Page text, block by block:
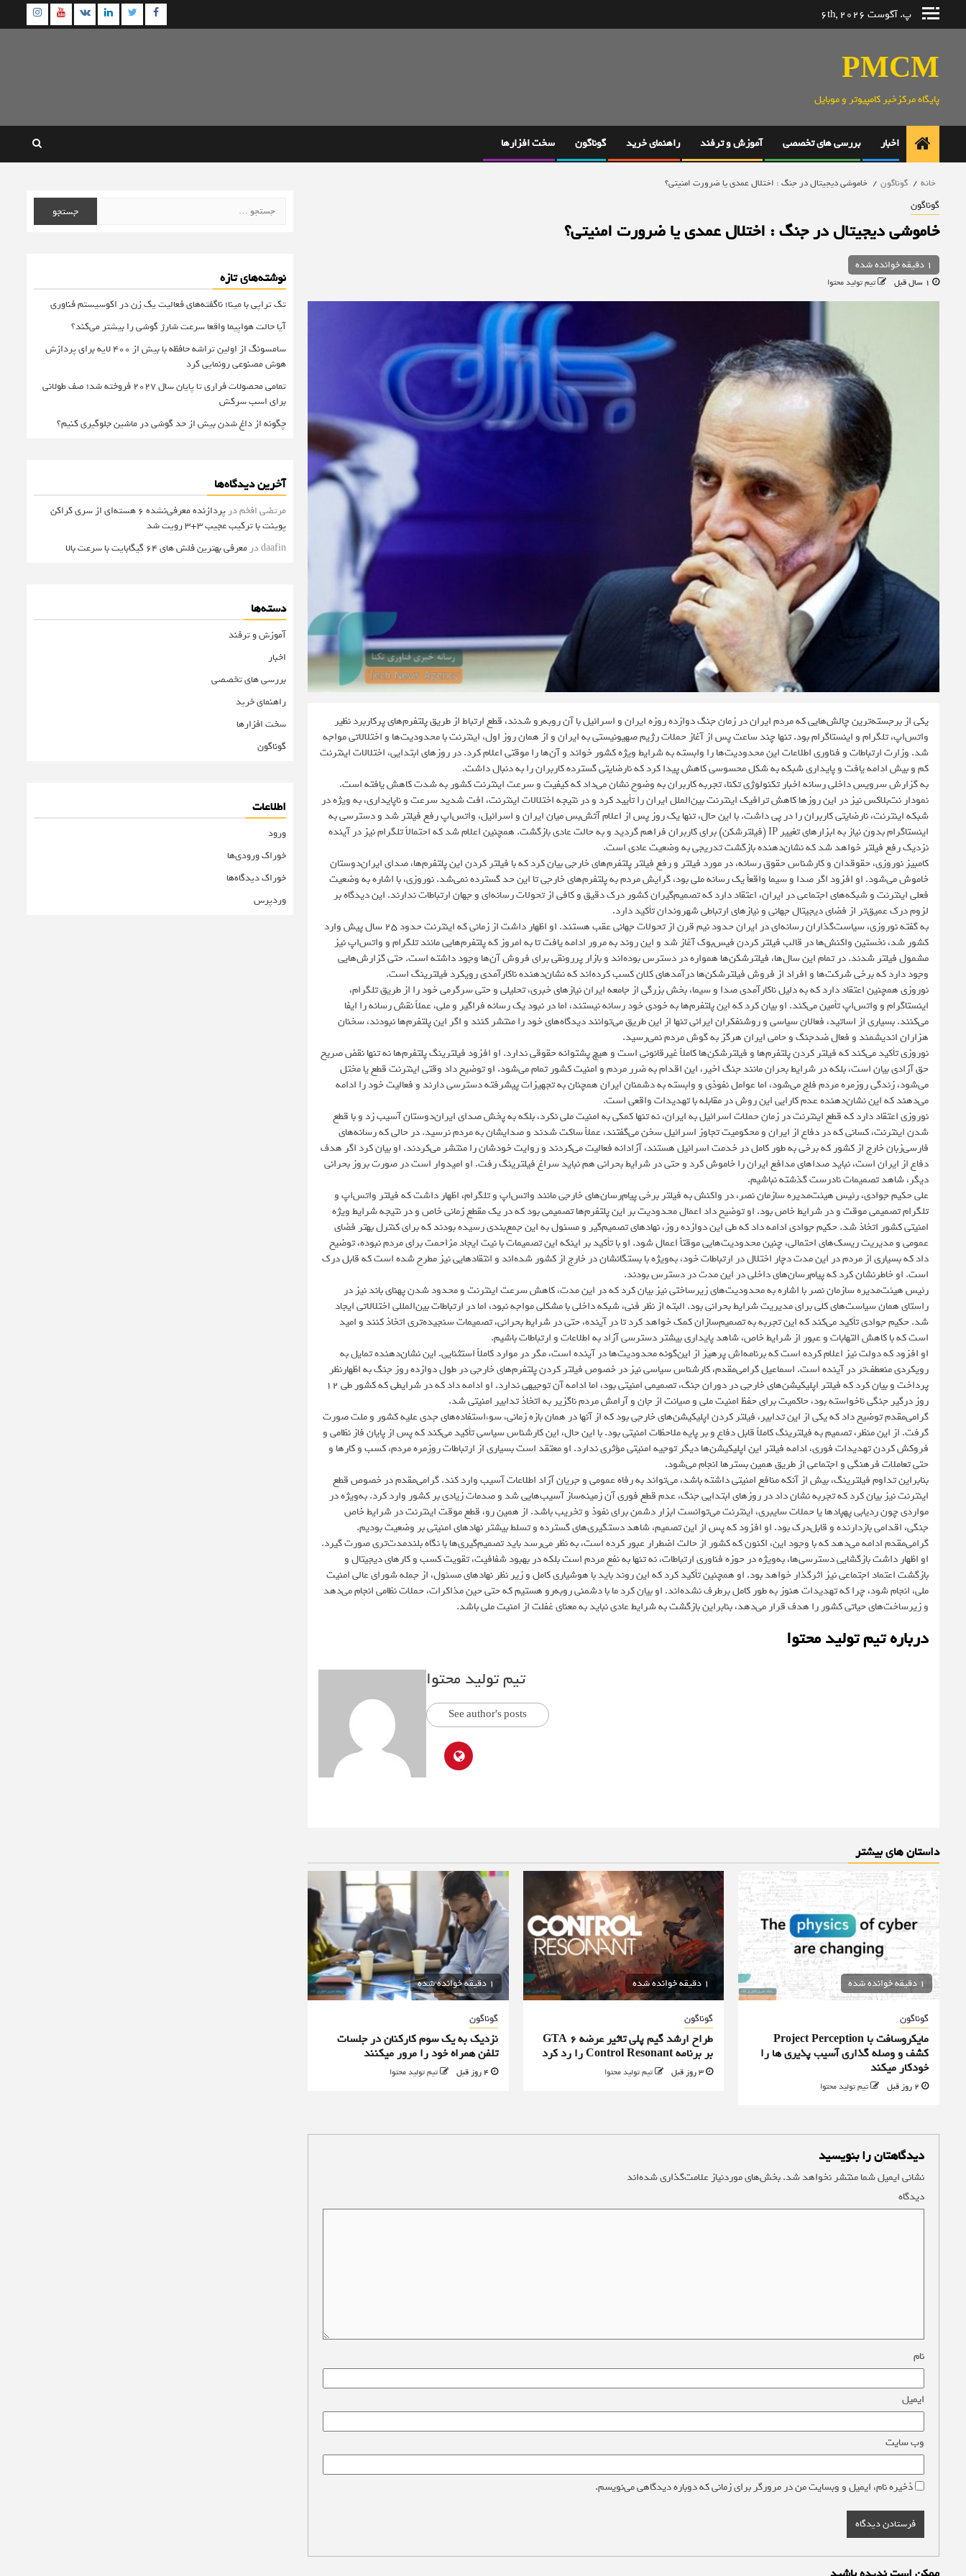
پ. آگوست 6th, 2026 Facebook
Twitter
Linkedin
VK
PMCM
پایگاه مرکزخبر کامپیوتر و موبایل
اخبار بررسی های تخصصی آموزش و ترفند راهنمای خرید گوناگون سخت افزارها
خانه گوناگون خاموشی دیجیتال در جنگ : اختلال عمدی یا ضرورت امنیتی؟
گوناگون
خاموشی دیجیتال در جنگ : اختلال عمدی یا ضرورت امنیتی؟
1 دقیقه خوانده شده
تیم تولید محتوا
یکی از برجسته‌ترین چالش‌هایی که مردم ایران در زمان جنگ دوازده روزه ایران و اسرائیل با آن روبه‌رو شدند، قطع ارتباط از طریق پلتفرم‌های پرکاربرد نظیر
واتس‌اپ، تلگرام و اینستاگرام بود. تنها چند ساعت پس از آغاز حملات رژیم صهیونیستی به ایران و از همان روز اول، اینترنت با محدودیت‌ها و اختلالاتی مواجه
شد. وزارت ارتباطات و فناوری اطلاعات این محدودیت‌ها را وابسته به شرایط ویژه کشور خواند و آن‌ها را موقتی اعلام کرد. در روزهای ابتدایی، اختلالات اینترنت
کم و بیش ادامه یافت و پایداری شبکه به شکل محسوسی کاهش پیدا کرد که نارضایتی گسترده کاربران را به دنبال داشت.
به گزارش سرویس داخلی رسانه اخبار تکنولوژی تکنا، تجربه کاربران به وضوح نشان می‌داد که کیفیت و سرعت اینترنت کشور به شدت کاهش یافته است.
نمودار نت‌بلاکس نیز در این روزها کاهش ترافیک اینترنت بین‌الملل ایران را تأیید کرد و در نتیجه اختلالات اینترنت، افت شدید سرعت و ناپایداری، به ویژه در
شبکه اینترنت، نارضایتی کاربران را در پی داشت. با این حال، تنها یک روز پس از اعلام آتش‌بس میان ایران و اسرائیل، واتس‌اپ رفع فیلتر شد و دسترسی به
اینستاگرام بدون نیاز به ابزارهای تغییر IP (فیلترشکن) برای کاربران فراهم گردید و به حالت عادی بازگشت. همچنین اعلام شد که احتمالاً تلگرام نیز در آینده
نزدیک رفع فیلتر خواهد شد که نشان‌دهنده بازگشت تدریجی به وضعیت عادی است.
کامبیز نوروزی، حقوقدان و کارشناس حقوق رسانه، در مورد فیلتر و رفع فیلتر پلتفرم‌های خارجی بیان کرد که با فیلتر کردن این پلتفرم‌ها، صدای ایران‌دوستان
خاموش می‌شود. او افزود اگر صدا و سیما واقعاً یک رسانه ملی بود، گرایش مردم به پلتفرم‌های خارجی تا این حد گسترده نمی‌شد. نوروزی، با اشاره به وضعیت
فعلی اینترنت و شبکه‌های اجتماعی در ایران، اعتقاد دارد که تصمیم‌گیران کشور درک دقیق و کافی از تحولات رسانه‌ای و جهان ارتباطات ندارند. این دیدگاه بر
لزوم درک عمیق‌تر از فضای دیجیتال جهانی و نیازهای ارتباطی شهروندان تأکید دارد.
به گفته نوروزی، سیاست‌گذاران رسانه‌ای در ایران حدود نیم قرن از تحولات جهانی عقب هستند. او اظهار داشت از زمانی که اینترنت حدود ۲۵ سال پیش وارد
کشور شد، نخستین واکنش‌ها در قالب فیلتر کردن فیس‌بوک آغاز شد و این روند به مرور ادامه یافت تا به امروز که پلتفرم‌هایی مانند تلگرام و واتس‌اپ نیز
مشمول فیلتر شدند. در تمام این سال‌ها، فیلترشکن‌ها همواره در دسترس بوده‌اند و بازار پررونقی برای فروش آن‌ها وجود داشته است. حتی گزارش‌هایی
وجود دارد که برخی شرکت‌ها و افراد از فروش فیلترشکن‌ها درآمدهای کلان کسب کرده‌اند که نشان‌دهنده ناکارآمدی رویکرد فیلترینگ است.
نوروزی همچنین اعتقاد دارد که به دلیل ناکارآمدی صدا و سیما، بخش بزرگی از جامعه ایران نیازهای خبری، تحلیلی و حتی سرگرمی خود را از طریق تلگرام،
اینستاگرام و واتس‌اپ تأمین می‌کند. او بیان کرد که این پلتفرم‌ها به خودی خود رسانه نیستند، اما در نبود یک رسانه فراگیر و ملی، عملاً نقش رسانه را ایفا
می‌کنند. بسیاری از اساتید، فعالان سیاسی و روشنفکران ایرانی تنها از این طریق می‌توانند دیدگاه‌های خود را منتشر کنند و اگر این پلتفرم‌ها نبودند، سخنان
هزاران اندیشمند و فعال ضدجنگ و حامی ایران هرگز به گوش مردم نمی‌رسید.
نوروزی تأکید می‌کند که فیلتر کردن پلتفرم‌ها و فیلترشکن‌ها کاملاً غیرقانونی است و هیچ پشتوانه حقوقی ندارد. او افزود فیلترینگ پلتفرم‌ها نه تنها نقض صریح
حق آزادی بیان است، بلکه در شرایط بحران مانند جنگ اخیر، این اقدام به ضرر مردم و امنیت کشور تمام می‌شود. او توضیح داد وقتی اینترنت قطع یا مختل
می‌شود، زندگی روزمره مردم فلج می‌شود، اما عوامل نفوذی و وابسته به دشمنان ایران همچنان به تجهیزات پیشرفته دسترسی دارند و فعالیت خود را ادامه
می‌دهند که این نشان‌دهنده عدم کارایی این روش در مقابله با تهدیدات واقعی است.
نوروزی اعتقاد دارد که قطع اینترنت در زمان حملات اسرائیل به ایران، نه تنها کمکی به امنیت ملی نکرد، بلکه به پخش صدای ایران‌دوستان آسیب زد و با قطع
شدن اینترنت، کسانی که در دفاع از ایران و محکومیت تجاوز اسرائیل سخن می‌گفتند، عملاً ساکت شدند و صدایشان به مردم نرسید. در حالی که رسانه‌های
فارسی‌زبان خارج از کشور که برخی به طور کامل در خدمت اسرائیل هستند، آزادانه فعالیت می‌کردند و روایت خودشان را منتشر می‌کردند. او بیان کرد اگر هدف
دفاع از ایران است، نباید صداهای مدافع ایران را خاموش کرد و حتی در شرایط بحرانی هم نباید سراغ فیلترینگ رفت. او امیدوار است در صورت بروز بحرانی
دیگر، شاهد تصمیمات نادرست گذشته نباشیم.
علی حکیم جوادی، رئیس هیئت‌مدیره سازمان نصر، در واکنش به فیلتر برخی پیام‌رسان‌های خارجی مانند واتس‌اپ و تلگرام، اظهار داشت که فیلتر واتس‌اپ و
تلگرام تصمیمی موقت و در شرایط خاص بود. او توضیح داد اعمال محدودیت بر این پلتفرم‌ها تصمیمی بود که در یک مقطع زمانی خاص و در نتیجه شرایط ویژه
امنیتی کشور اتخاذ شد. حکیم جوادی ادامه داد که طی این دوازده روز، نهادهای تصمیم‌گیر و مسئول به این جمع‌بندی رسیده بودند که برای کنترل بهتر فضای
عمومی و مدیریت ریسک‌های احتمالی، چنین محدودیت‌هایی موقتاً اعمال شود. او با تأکید بر اینکه این تصمیمات با نیت ایجاد مزاحمت برای مردم نبوده، توضیح
داد که بسیاری از مردم در این مدت دچار اختلال در ارتباطات خود، به‌ویژه با بستگانشان در خارج از کشور شده‌اند و انتقادهایی نیز مطرح شده است که قابل درک
است. او خاطرنشان کرد که پیام‌رسان‌های داخلی در این مدت در دسترس بودند.
رئیس هیئت‌مدیره سازمان نصر با اشاره به محدودیت‌های زیرساختی نیز بیان کرد که در این مدت، کاهش سرعت اینترنت و محدود شدن پهنای باند نیز در
راستای همان سیاست‌های کلی برای مدیریت شرایط بحرانی بود. البته از نظر فنی، شبکه داخلی با مشکلی مواجه نبود، اما در ارتباطات بین‌المللی اختلالاتی ایجاد
شد. حکیم جوادی تأکید می‌کند که این تجربه به تصمیم‌سازان کمک خواهد کرد تا در آینده، حتی در شرایط بحرانی، تصمیمات سنجیده‌تری اتخاذ کنند و امید
است که با کاهش التهابات و عبور از شرایط خاص، شاهد پایداری بیشتر دسترسی آزاد به اطلاعات و ارتباطات باشیم.
او افزود که دولت نیز اعلام کرده است که برنامه‌اش پرهیز از این‌گونه محدودیت‌ها در آینده است، مگر در موارد کاملاً استثنایی. این نشان‌دهنده تمایل به
رویکردی منعطف‌تر در آینده است. اسماعیل گرامی‌مقدم، کارشناس سیاسی نیز در خصوص فیلتر کردن پلتفرم‌های خارجی در طول دوازده روز جنگ به اظهارنظر
پرداخت و بیان کرد که فیلتر اپلیکیشن‌های خارجی در دوران جنگ، تصمیمی امنیتی بود، اما ادامه آن توجیهی ندارد. او ادامه داد که در شرایطی که کشور طی ۱۲
روز درگیر جنگی ناخواسته بود، حاکمیت برای حفظ امنیت ملی و صیانت از جان و آرامش مردم ناگزیر به اتخاذ تدابیر امنیتی شد.
گرامی‌مقدم توضیح داد که یکی از این تدابیر، فیلتر کردن اپلیکیشن‌های خارجی بود که از آنها در همان بازه زمانی، سوءاستفاده‌های جدی علیه کشور و ملت صورت
گرفت. از این منظر، تصمیم به فیلترینگ کاملاً قابل دفاع و بر پایه ملاحظات امنیتی بود. با این حال، این کارشناس سیاسی تأکید می‌کند که پس از پایان فاز نظامی و
فروکش کردن تهدیدات فوری، ادامه فیلتر این اپلیکیشن‌ها دیگر توجیه امنیتی مؤثری ندارد. او معتقد است بسیاری از ارتباطات روزمره مردم، کسب و کارها و
حتی تعاملات فرهنگی و اجتماعی از طریق همین بسترها انجام می‌شود.
بنابراین تداوم فیلترینگ، بیش از آنکه منافع امنیتی داشته باشد، می‌تواند به رفاه عمومی و جریان آزاد اطلاعات آسیب وارد کند. گرامی‌مقدم در خصوص قطع
اینترنت نیز بیان کرد که تجربه نشان داد در روزهای ابتدایی جنگ، عدم قطع فوری آن زمینه‌ساز آسیب‌هایی شد و صدمات زیادی بر کشور وارد کرد. به‌ویژه در
مواردی چون ردیابی پهپادها یا حملات سایبری، اینترنت می‌توانست ابزار دشمن برای نفوذ و تخریب باشد. از همین رو، قطع موقت اینترنت در شرایط خاص
جنگی، اقدامی بازدارنده و قابل‌درک بود. او افزود که پس از این تصمیم، شاهد دستگیری‌های گسترده و تسلط بیشتر نهادهای امنیتی بر وضعیت بودیم.
گرامی‌مقدم ادامه می‌دهد که با وجود این، اکنون که کشور از حالت اضطرار عبور کرده است، به نظر می‌رسد باید تصمیم‌گیری‌ها با نگاه بلندمدت‌تری صورت گیرد.
او اظهار داشت بازگشایی دسترسی‌ها، به‌ویژه در حوزه فناوری ارتباطات، نه تنها به نفع مردم است بلکه در بهبود شفافیت، تقویت کسب و کارهای دیجیتال و
بازگشت اعتماد اجتماعی نیز اثرگذار خواهد بود. او همچنین تأکید کرد که این روند باید با هوشیاری کامل و زیر نظر نهادهای مسئول، از جمله شورای عالی امنیت
ملی، انجام شود، چرا که تهدیدات هنوز به طور کامل برطرف نشده‌اند. او بیان کرد ما با دشمنی روبه‌رو هستیم که حتی حین مذاکرات، حملات نظامی انجام می‌دهد
و زیرساخت‌های حیاتی کشور را هدف قرار می‌دهد، بنابراین بازگشت به شرایط عادی نباید به معنای غفلت از امنیت ملی باشد.
درباره تیم تولید محتوا
تیم تولید محتوا
See author's posts
داستان های بیشتر
1 دقیقه خوانده شده
گوناگون
مایکروسافت با Project Perception
کشف و وصله گذاری آسیب پذیری ها را
خودکار میکند
تیم تولید محتوا
1 دقیقه خوانده شده
گوناگون
طراح ارشد گیم پلی تاثیر عرضه GTA 6
بر برنامه Control Resonant را رد کرد
3 روز قبل تیم تولید محتوا
1 دقیقه خوانده شده
گوناگون
نزدیک به یک سوم کارکنان در جلسات
تلفن همراه خود را مرور میکنند
4 روز قبل تیم تولید محتوا
دیدگاهتان را بنویسید
نشانی ایمیل شما منتشر نخواهد شد.بخش‌های موردنیاز علامت‌گذاری شده‌اند
دیدگاه
نام
ایمیل
وب‌ سایت
ذخیره نام، ایمیل و وبسایت من در مرورگر برای زمانی که دوباره دیدگاهی می‌نویسم.
برای:
نوشته‌های تازه
تک تراپی با مینا؛ ناگفته‌های فعالیت یک زن در اکوسیستم فناوری
آیا حالت هواپیما واقعا سرعت شارژ گوشی را بیشتر می‌کند؟
سامسونگ از اولین تراشه حافظه با بیش از ۴۰۰ لایه برای پردازش
هوش مصنوعی رونمایی کرد
تمامی محصولات فراری تا پایان سال ۲۰۲۷ فروخته شد؛ صف طولانی
برای اسب سرکش
چگونه از داغ شدن بیش از حد گوشی در ماشین جلوگیری کنیم؟
آخرین دیدگاه‌ها
مرتضی افخمدر
پردازنده معرفی‌نشده 6 هسته‌ای از سری کراکن
پوینت با ترکیب عجیب 3+3 رویت شد
daafinدر معرفی بهترین فلش های 64 گیگابایت با سرعت بالا
دسته‌ها
آموزش و ترفند
اخبار
بررسی های تخصصی
راهنمای خرید
سخت افزارها
گوناگون
اطلاعات
ورود
خوراک ورودی‌ها
خوراک دیدگاه‌ها
وردپرس